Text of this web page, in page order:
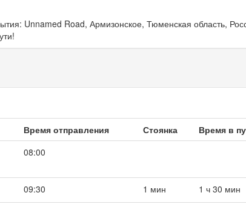
Unnamed Road, Армизонское, Тюменская область,
Время отправления Стоянка Время в
08:00
09:30 1 мин 1 ч 30 мин